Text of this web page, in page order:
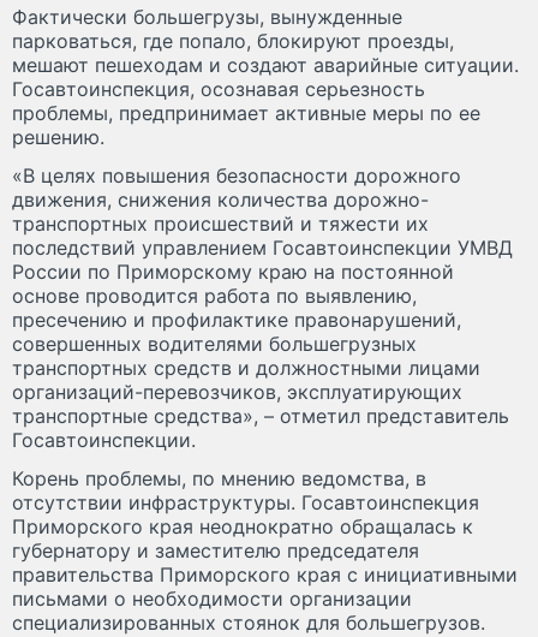
Фактически большегрузы, вынужденные
парковаться, где попало, блокируют проезды,
мешают пешеходам и создают аварийные ситуации.
Госавтоинспекция, осознавая серьезность
проблемы, предпринимает активные меры по ее
решению.
«В целях повышения безопасности дорожного
движения, снижения количества дорожно-
транспортных происшествий и тяжести их
последствий управлением Госавтоинспекции УМВД
России по Приморскому краю на постоянной
основе проводится работа по выявлению,
пресечению и профилактике правонарушений,
совершенных водителями большегрузных
транспортных средств и должностными лицами
организаций-перевозчиков, эксплуатирующих
транспортные средства», – отметил представитель
Госавтоинспекции.
Корень проблемы, по мнению ведомства, в
отсутствии инфраструктуры. Госавтоинспекция
Приморского края неоднократно обращалась к
губернатору и заместителю председателя
правительства Приморского края с инициативными
письмами о необходимости организации
специализированных стоянок для большегрузов.